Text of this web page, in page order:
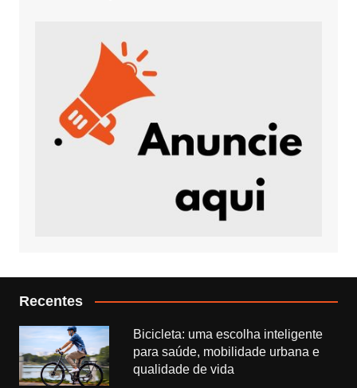
Recentes
Bicicleta: uma escolha inteligente
para saúde, mobilidade urbana e
qualidade de vida